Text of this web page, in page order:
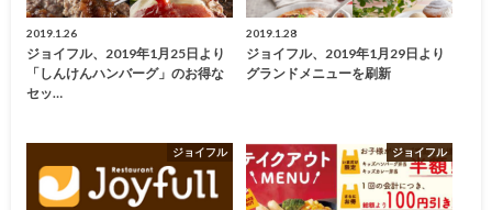
2019.1.26
ジョイフル、2019年1月25日より
「しんけんハンバーグ」のお得な
セッ…
2019.1.28
ジョイフル、2019年1月29日より
グランドメニューを刷新
ジョイフル ジョイフル